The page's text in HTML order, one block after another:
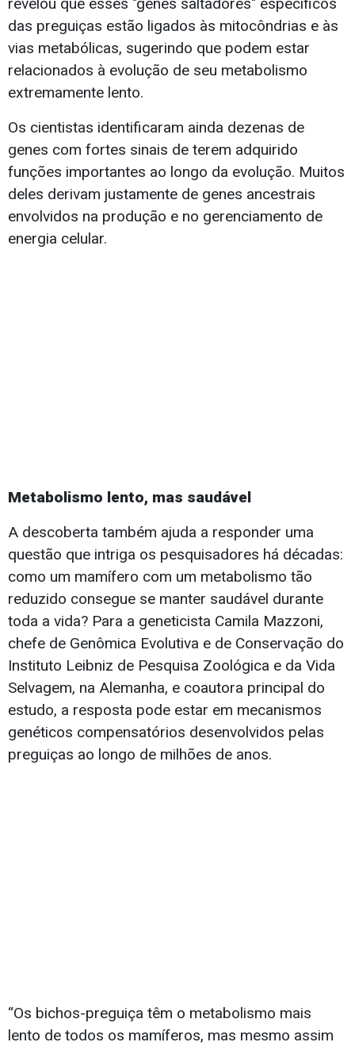
revelou que esses "genes saltadores" específicos
das preguiças estão ligados às mitocôndrias e às
vias metabólicas, sugerindo que podem estar
relacionados à evolução de seu metabolismo
extremamente lento.
Os cientistas identificaram ainda dezenas de
genes com fortes sinais de terem adquirido
funções importantes ao longo da evolução. Muitos
deles derivam justamente de genes ancestrais
envolvidos na produção e no gerenciamento de
energia celular.
Metabolismo lento, mas saudável
A descoberta também ajuda a responder uma
questão que intriga os pesquisadores há décadas:
como um mamífero com um metabolismo tão
reduzido consegue se manter saudável durante
toda a vida? Para a geneticista Camila Mazzoni,
chefe de Genômica Evolutiva e de Conservação do
Instituto Leibniz de Pesquisa Zoológica e da Vida
Selvagem, na Alemanha, e coautora principal do
estudo, a resposta pode estar em mecanismos
genéticos compensatórios desenvolvidos pelas
preguiças ao longo de milhões de anos.
“Os bichos-preguiça têm o metabolismo mais
lento de todos os mamíferos, mas mesmo assim